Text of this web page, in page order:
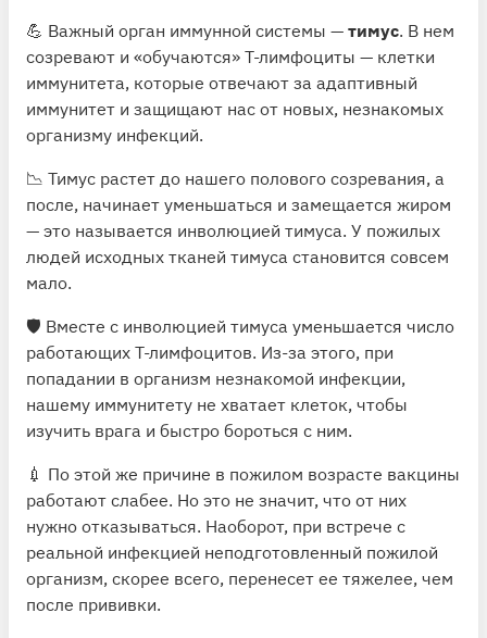
💪 Важный орган иммунной системы — тимус. В нем
созревают и «обучаются» Т-лимфоциты — клетки
иммунитета, которые отвечают за адаптивный
иммунитет и защищают нас от новых, незнакомых
организму инфекций.
📉 Тимус растет до нашего полового созревания, а
после, начинает уменьшаться и замещается жиром
— это называется инволюцией тимуса. У пожилых
людей исходных тканей тимуса становится совсем
мало.
🛡 Вместе с инволюцией тимуса уменьшается число
работающих Т-лимфоцитов. Из-за этого, при
попадании в организм незнакомой инфекции,
нашему иммунитету не хватает клеток, чтобы
изучить врага и быстро бороться с ним.
💉 По этой же причине в пожилом возрасте вакцины
работают слабее. Но это не значит, что от них
нужно отказываться. Наоборот, при встрече с
реальной инфекцией неподготовленный пожилой
организм, скорее всего, перенесет ее тяжелее, чем
после прививки.